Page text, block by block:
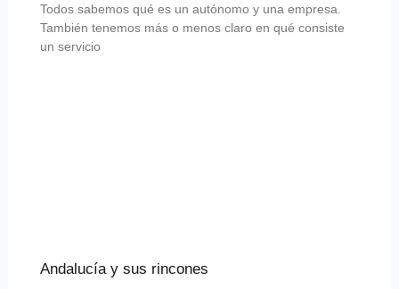
Todos sabemos qué es un autónomo y una empresa.
También tenemos más o menos claro en qué consiste
un servicio
Andalucía y sus rincones